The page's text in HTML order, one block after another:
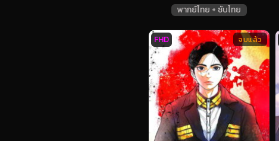
พากย์ไทย + ซับไทย
จบแล้ว
FHD